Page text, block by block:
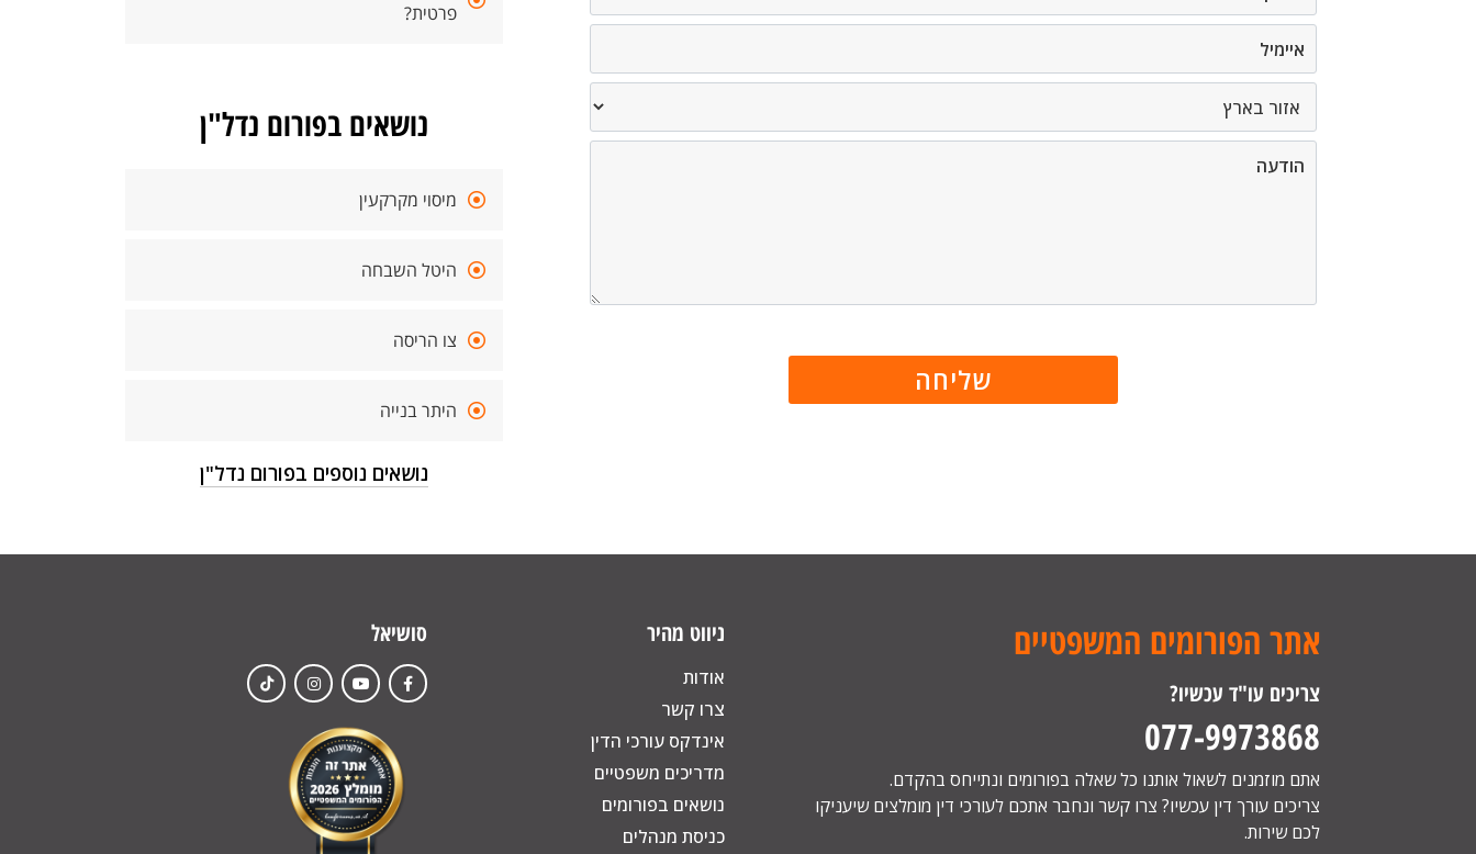
פרטית?
נושאים בפורום נדל"ן
מיסוי מקרקעין
היטל השבחה
צו הריסה
היתר בנייה
נושאים נוספים בפורום נדל"ן
אתר הפורומים המשפטיים
צריכים עו"ד עכשיו?
077-9973868
אתם מוזמנים לשאול אותנו כל שאלה בפורומים ונתייחס בהקדם.
צריכים עורך דין עכשיו? צרו קשר ונחבר אתכם לעורכי דין מומלצים שיעניקו
לכם שירות.
ניווט מהיר
אודות
צרו קשר
אינדקס עורכי הדין
מדריכים משפטיים
נושאים בפורומים
כניסת מנהלים
סושיאל